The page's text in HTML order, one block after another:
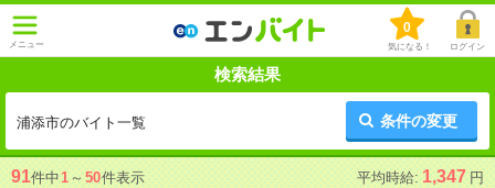
メニュー
0
気になる！ ログイン
検索結果
浦添市のバイト一覧 条件の変更
91件中1 ～ 50件表示 平均時給: 1,347 円